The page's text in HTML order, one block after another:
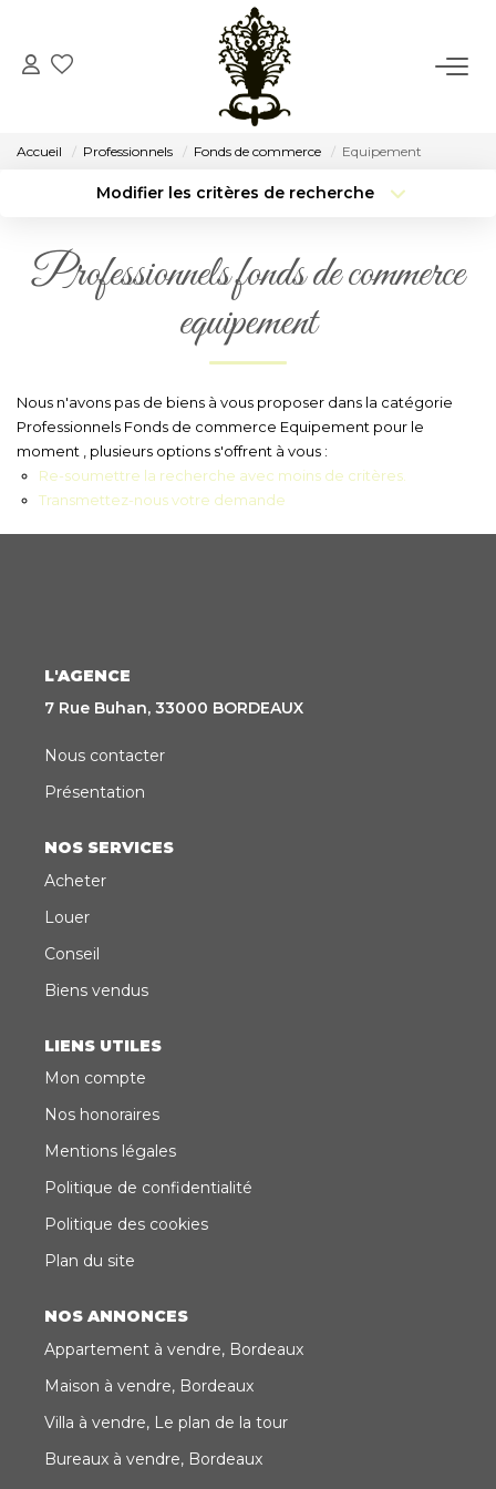
ACCUEIL
CONSEIL
Notre Histoire
Notre Équipe
Accueil Professionnels Fonds de commerce Equipement
Modifier les critères de recherche
Sélectionnez...
Type de bien
Surface min
Plus de critères
Créer une alerte
Professionnels fonds de commerce
equipement
Nous n'avons pas de biens à vous proposer dans la catégorie
Professionnels Fonds de commerce Equipement pour le
moment , plusieurs options s'offrent à vous :
Re-soumettre la recherche avec moins de critères.
Transmettez-nous votre demande
L'AGENCE
7 Rue Buhan, 33000 BORDEAUX
Nous contacter
Présentation
NOS SERVICES
Acheter
Louer
Conseil
Biens vendus
LIENS UTILES
Mon compte
Nos honoraires
Mentions légales
Politique de confidentialité
Politique des cookies
Plan du site
NOS ANNONCES
Appartement à vendre, Bordeaux
Maison à vendre, Bordeaux
Villa à vendre, Le plan de la tour
Bureaux à vendre, Bordeaux